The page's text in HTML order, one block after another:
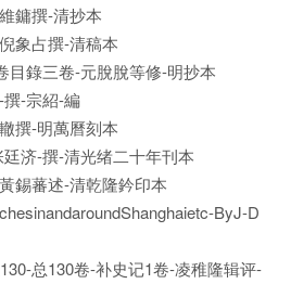
鏞撰-清抄本
象占撰-清稿本
目錄三卷-元脫脫等修-明抄本
-宗紹-編
撰-明萬曆刻本
济-撰-清光绪二十年刊本
錫蕃述-清乾隆鈐印本
ByJ-D
总130卷-补史记1卷-凌稚隆辑评-